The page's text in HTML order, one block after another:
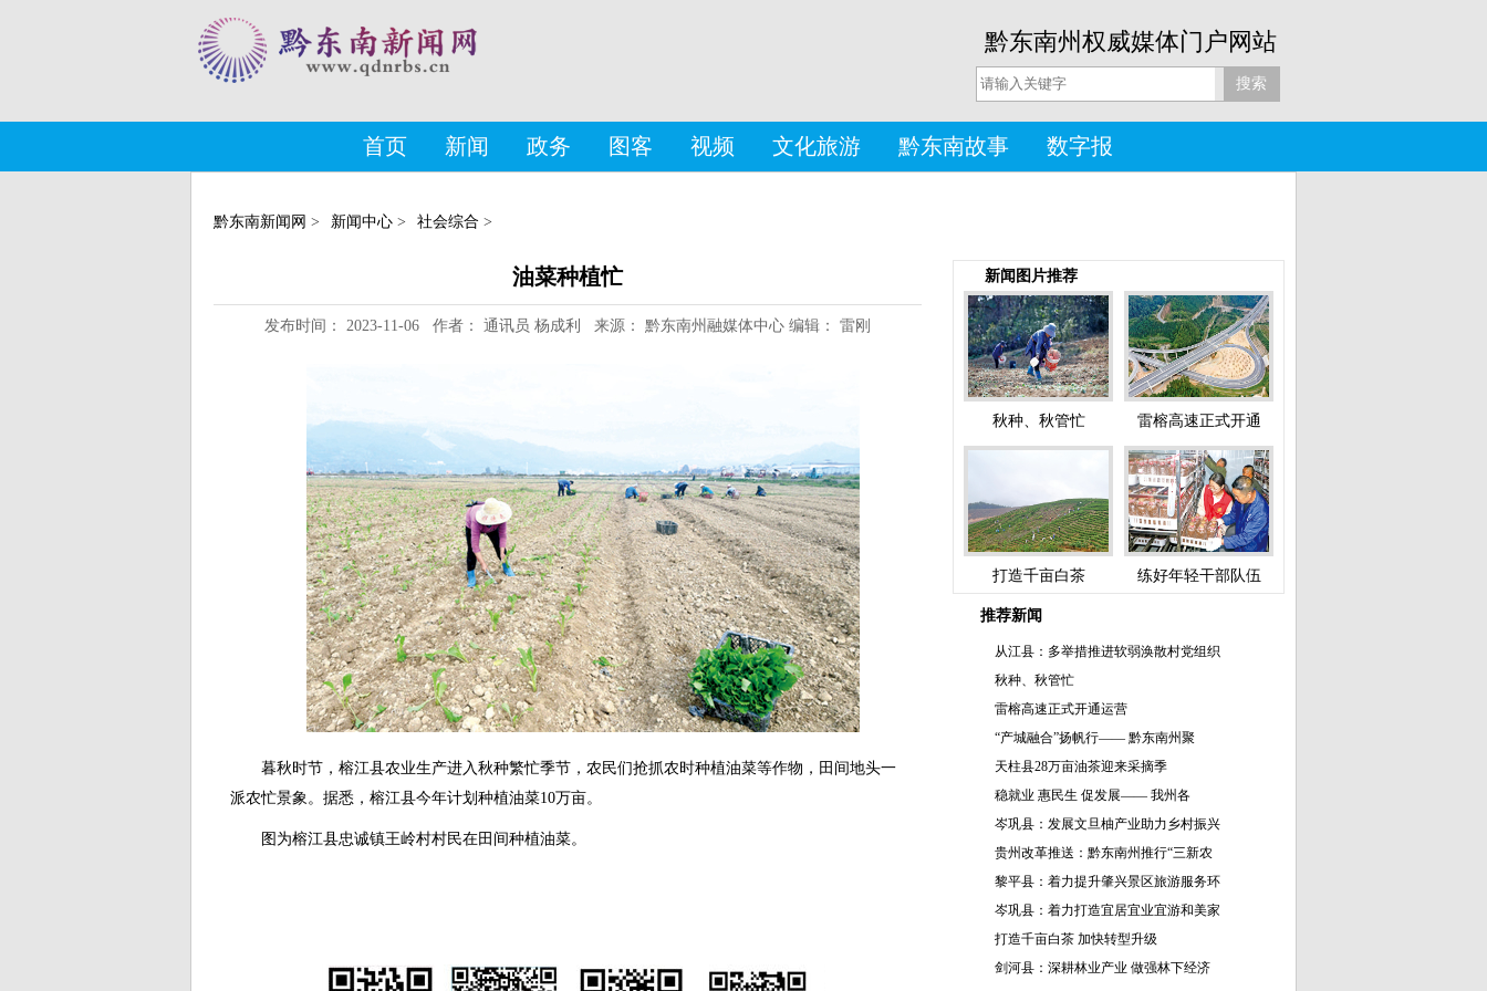
黔东南州权威媒体门户网站
首页 新闻 政务 图客 视频 文化旅游 黔东南故事 数字报
黔东南新闻网 > 新闻中心 > 社会综合 >
油菜种植忙
发布时间： 2023-11-06 作者： 通讯员 杨成利 来源： 黔东南州融媒体中心 编辑： 雷刚
暮秋时节，榕江县农业生产进入秋种繁忙季节，农民们抢抓农时种植油菜等作物，田间地头一
派农忙景象。据悉，榕江县今年计划种植油菜10万亩。
图为榕江县忠诚镇王岭村村民在田间种植油菜。
新闻图片推荐
秋种、秋管忙 雷榕高速正式开通
打造千亩白茶 练好年轻干部队伍
推荐新闻
从江县：多举措推进软弱涣散村党组织
秋种、秋管忙
雷榕高速正式开通运营
“产城融合”扬帆行—— 黔东南州聚
天柱县28万亩油茶迎来采摘季
稳就业 惠民生 促发展—— 我州各
岑巩县：发展文旦柚产业助力乡村振兴
贵州改革推送：黔东南州推行“三新农
黎平县：着力提升肇兴景区旅游服务环
岑巩县：着力打造宜居宜业宜游和美家
打造千亩白茶 加快转型升级
剑河县：深耕林业产业 做强林下经济